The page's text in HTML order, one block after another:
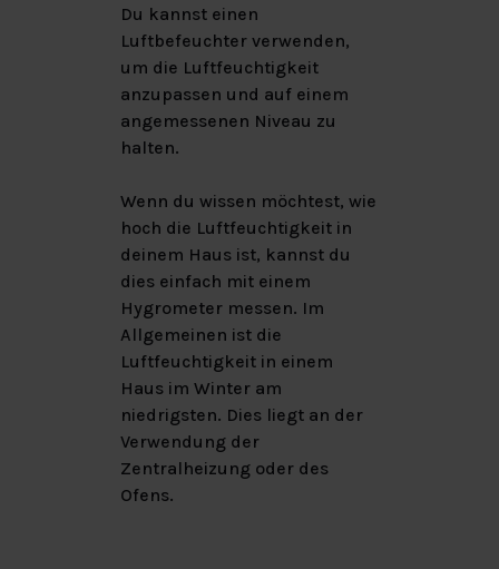
Du kannst einen
Luftbefeuchter verwenden,
um die Luftfeuchtigkeit
anzupassen und auf einem
angemessenen Niveau zu
halten.
Wenn du wissen möchtest, wie
hoch die Luftfeuchtigkeit in
deinem Haus ist, kannst du
dies einfach mit einem
Hygrometer messen. Im
Allgemeinen ist die
Luftfeuchtigkeit in einem
Haus im Winter am
niedrigsten. Dies liegt an der
Verwendung der
Zentralheizung oder des
Ofens.